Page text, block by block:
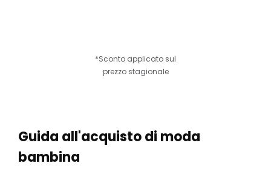
*Sconto applicato sul
prezzo stagionale
Guida all'acquisto di moda
bambina